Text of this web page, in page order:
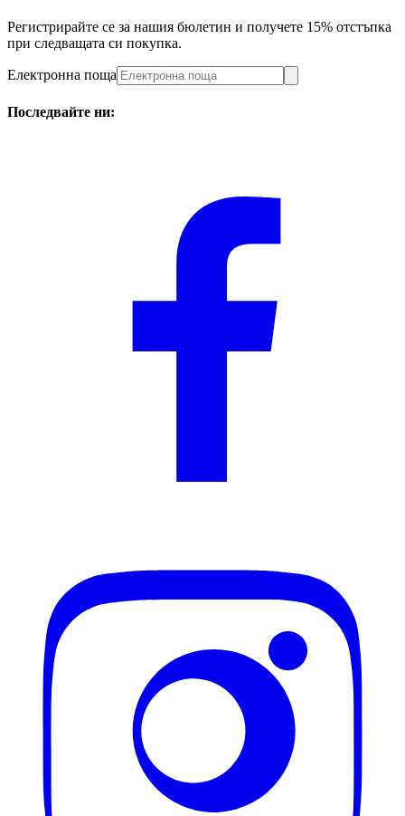
Регистрирайте се за нашия бюлетин и получете 15% отстъпка
при следващата си покупка.
Електронна поща
Последвайте ни: